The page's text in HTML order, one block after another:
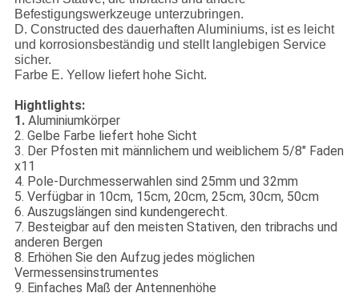
Befestigungswerkzeuge unterzubringen.
D. Constructed des dauerhaften Aluminiums, ist es leicht
und korrosionsbeständig und stellt langlebigen Service
sicher.
Farbe E. Yellow liefert hohe Sicht.
Hightlights:
1. Aluminiumkörper
2. Gelbe Farbe liefert hohe Sicht
3. Der Pfosten mit männlichem und weiblichem 5/8" Faden
x11
4. Pole-Durchmesserwahlen sind 25mm und 32mm
5. Verfügbar in 10cm, 15cm, 20cm, 25cm, 30cm, 50cm
6. Auszugslängen sind kundengerecht.
7. Besteigbar auf den meisten Stativen, den tribrachs und
anderen Bergen
8. Erhöhen Sie den Aufzug jedes möglichen
Vermessensinstrumentes
9. Einfaches Maß der Antennenhöhe